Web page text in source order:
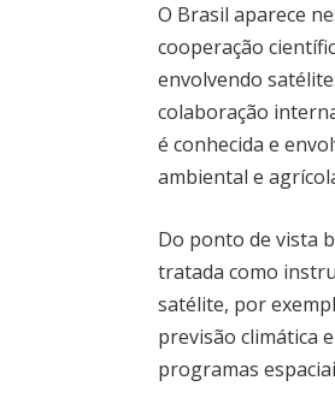
O Brasil aparece
cooperação
envolvendo
colaboração
é conhecida e
ambiental e
Do ponto de vista
tratada como
satélite, por
previsão climática
programas